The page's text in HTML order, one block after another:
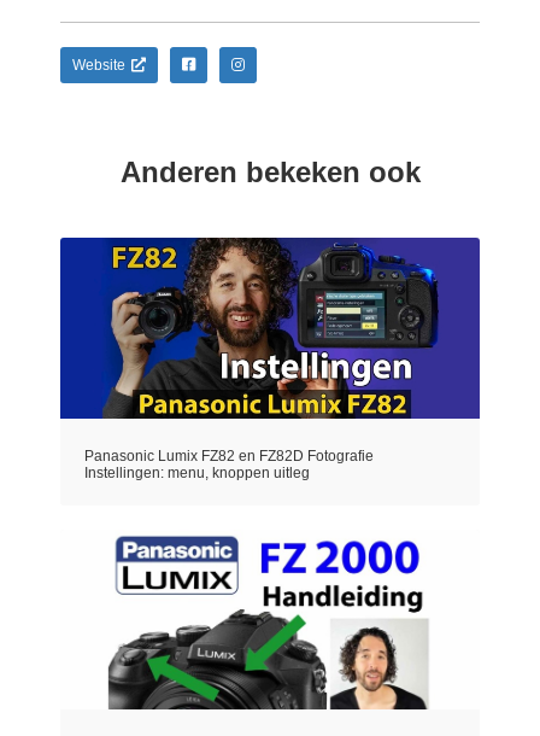
Website
Anderen bekeken ook
Panasonic Lumix FZ82 en FZ82D Fotografie
Instellingen: menu, knoppen uitleg